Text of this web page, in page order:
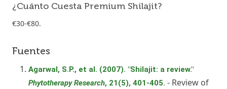
¿Cuánto Cuesta Premium Shilajit?
€30-€80.
Fuentes
Agarwal, S.P., et al. (2007). "Shilajit: a review."
Phytotherapy Research, 21(5), 401-405. - Review of